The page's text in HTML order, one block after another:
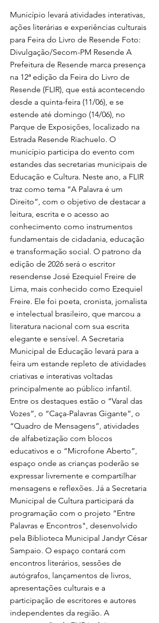
Município levará atividades interativas,
ações literárias e experiências culturais
para Feira do Livro de Resende Foto:
Divulgação/Secom-PM Resende A
Prefeitura de Resende marca presença
na 12ª edição da Feira do Livro de
Resende (FLIR), que está acontecendo
desde a quinta-feira (11/06), e se
estende até domingo (14/06), no
Parque de Exposições, localizado na
Estrada Resende Riachuelo. O
município participa do evento com
estandes das secretarias municipais de
Educação e Cultura. Neste ano, a FLIR
traz como tema “A Palavra é um
Direito”, com o objetivo de destacar a
leitura, escrita e o acesso ao
conhecimento como instrumentos
fundamentais de cidadania, educação
e transformação social. O patrono da
edição de 2026 será o escritor
resendense José Ezequiel Freire de
Lima, mais conhecido como Ezequiel
Freire. Ele foi poeta, cronista, jornalista
e intelectual brasileiro, que marcou a
literatura nacional com sua escrita
elegante e sensível. A Secretaria
Municipal de Educação levará para a
feira um estande repleto de atividades
criativas e interativas voltadas
principalmente ao público infantil.
Entre os destaques estão o “Varal das
Vozes”, o “Caça-Palavras Gigante”, o
“Quadro de Mensagens”, atividades
de alfabetização com blocos
educativos e o “Microfone Aberto”,
espaço onde as crianças poderão se
expressar livremente e compartilhar
mensagens e reflexões. Já a Secretaria
Municipal de Cultura participará da
programação com o projeto “Entre
Palavras e Encontros", desenvolvido
pela Biblioteca Municipal Jandyr César
Sampaio. O espaço contará com
encontros literários, sessões de
autógrafos, lançamentos de livros,
apresentações culturais e a
participação de escritores e autores
independentes da região. A